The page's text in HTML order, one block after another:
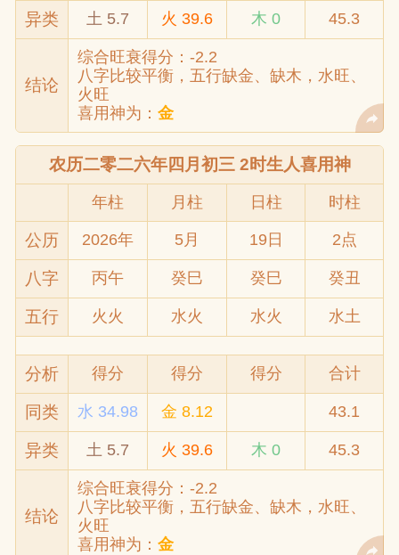
异类 土 5.7 火 39.6 木 0 45.3
结论
综合旺衰得分：-2.2
八字比较平衡，五行缺金、缺木，水旺、
火旺
喜用神为：金
农历二零二六年四月初三 2时生人喜用神
年柱 月柱 日柱 时柱
公历 2026年 5月 19日 2点
八字 丙午 癸巳 癸巳 癸丑
五行 火火 水火 水火 水土
分析 得分 得分 得分 合计
同类 水 34.98 金 8.12 43.1
异类 土 5.7 火 39.6 木 0 45.3
结论
综合旺衰得分：-2.2
八字比较平衡，五行缺金、缺木，水旺、
火旺
喜用神为：金